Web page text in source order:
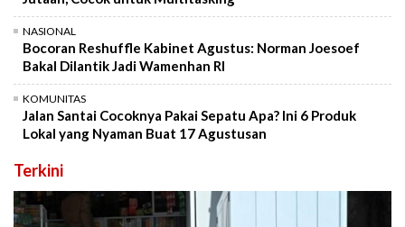
NASIONAL
Bocoran Reshuffle Kabinet Agustus: Norman Joesoef
Bakal Dilantik Jadi Wamenhan RI
KOMUNITAS
Jalan Santai Cocoknya Pakai Sepatu Apa? Ini 6 Produk
Lokal yang Nyaman Buat 17 Agustusan
Terkini